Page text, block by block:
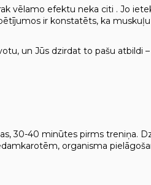
vēlamo efektu neka citi . Jo
ir konstatēts, ka
un Jūs dzirdat to pašu atbildi
30-40 minūtes pirms treniņa.
organisma